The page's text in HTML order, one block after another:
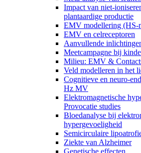
Impact van niet-
plantaardige productie
EMV modellering (HS-
EMV en celreceptoren
Aanvullende
Meetcampagne bij
Milieu: EMV &
Veld modelleren in het
Cognitieve en neuro-
Hz MV
Elektromagnetische
Provocatie studies
Bloedanalyse bij
hypergevoeligheid
Semicirculaire
Ziekte van Alzheimer
Genetische effecten